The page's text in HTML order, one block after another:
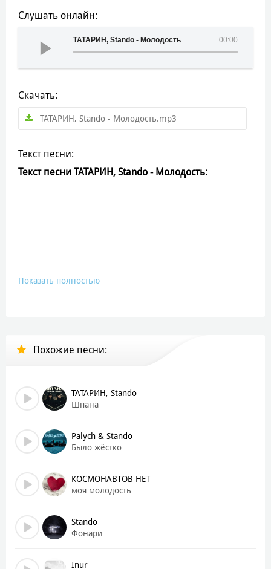
Слушать онлайн:
00:00
ТАТАРИН, Stando - Молодость
Скачать:
ТАТАРИН, Stando - Молодость.mp3
Текст песни:
Текст песни ТАТАРИН, Stando - Молодость:
Показать полностью
Похожие песни:
ТАТАРИН, Stando
Шпана
Palych & Stando
Было жёстко
КОСМОНАВТОВ НЕТ
моя молодость
Stando
Фонари
Inur